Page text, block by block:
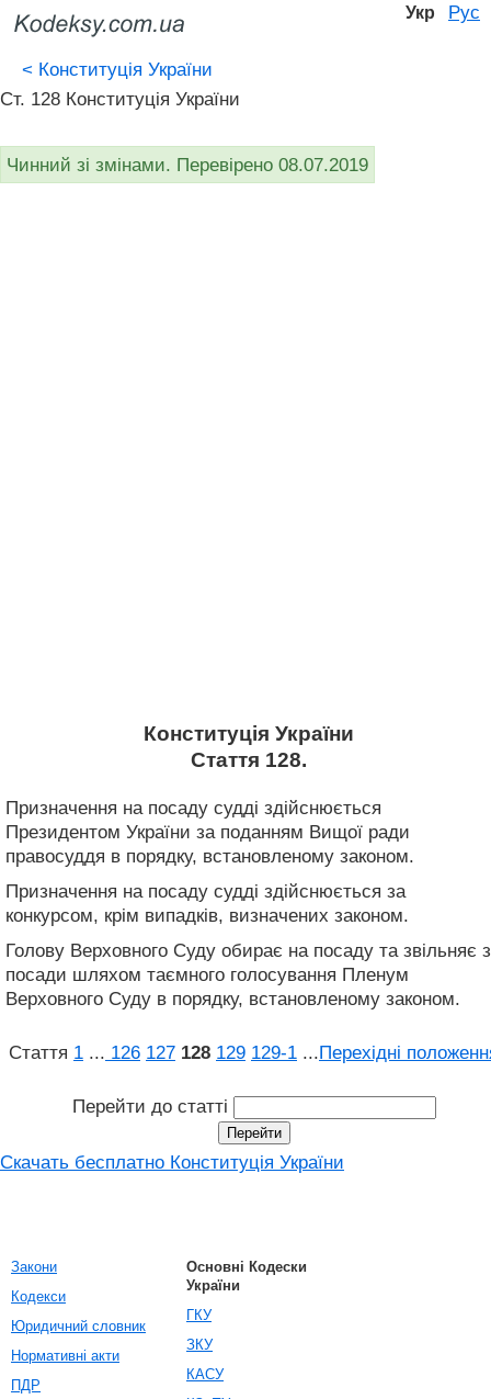
Укр Рус
< Конституція України
Ст. 128 Конституція України
Чинний зі змінами. Перевірено 08.07.2019
Конституція України
Стаття 128.
Призначення на посаду судді здійснюється
Президентом України за поданням Вищої ради
правосуддя в порядку, встановленому законом.
Призначення на посаду судді здійснюється за
конкурсом, крім випадків, визначених законом.
Голову Верховного Суду обирає на посаду та звільняє з
посади шляхом таємного голосування Пленум
Верховного Суду в порядку, встановленому законом.
Стаття 1 ... 126 127 128 129 129‑1 ...Перехідні
Перейти до статті
Скачать бесплатно Конституція України
Закони
Кодекси
Юридичний словник
Нормативні акти
ПДР
Основні Кодески
України
ГКУ
ЗКУ
КАСУ